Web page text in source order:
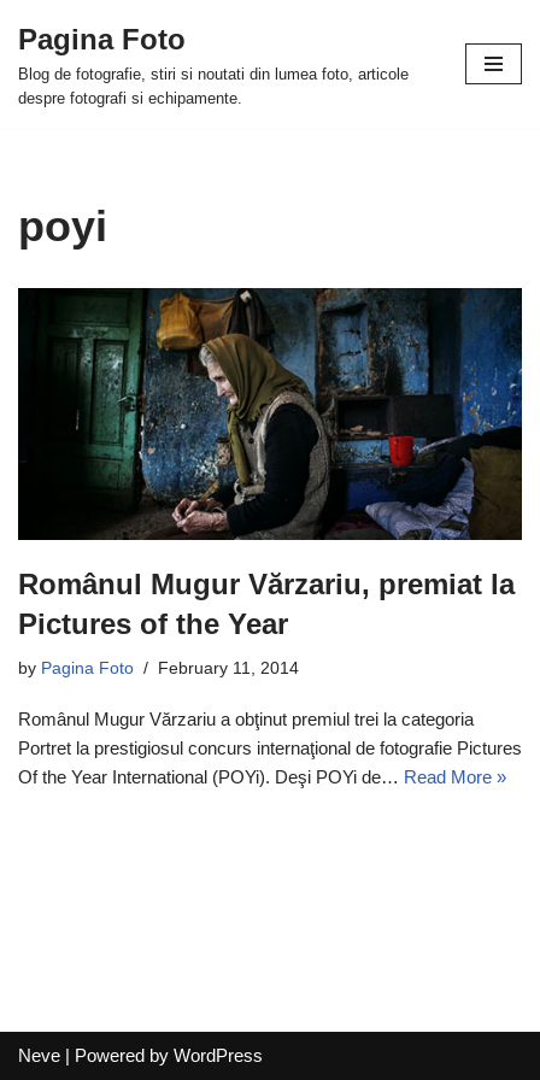
Skip
to
Pagina Foto
Blog de fotografie, stiri si noutati din lumea foto, articole
despre fotografi si echipamente.
poyi
Românul Mugur Vărzariu, premiat la
Pictures of the Year
by Pagina Foto February 11, 2014
Românul Mugur Vărzariu a obţinut premiul trei la categoria
Portret la prestigiosul concurs internaţional de fotografie Pictures
Of the Year International (POYi). Deşi POYi de… Read More »
Neve | Powered by WordPress